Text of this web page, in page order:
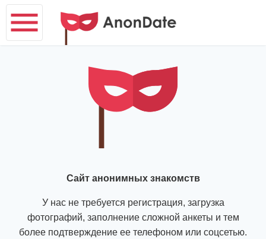
Сайт анонимных знакомств
У нас не требуется регистрация, загрузка
фотографий, заполнение сложной анкеты и тем
более подтверждение ее телефоном или соцсетью.